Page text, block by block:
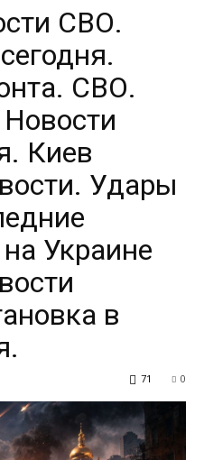
СВО.
СВО.
Киев
Удары
Украине
в
0
71